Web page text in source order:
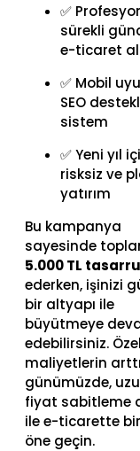
✅
sürekli
e-ticaret
✅ Mobil
SEO
sistem
✅ Yeni yıl
risksiz ve
yatırım
Bu kampanya
sayesinde
5.000 TL
ederken, işinizi
bir altyapı ile
büyütmeye
edebilirsiniz.
maliyetlerin
günümüzde,
fiyat sabitleme
ile e-ticarette
öne geçin.